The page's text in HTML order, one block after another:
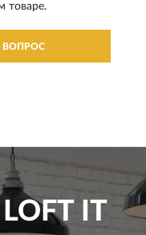
товаре.
ВОПРОС
LOFT IT